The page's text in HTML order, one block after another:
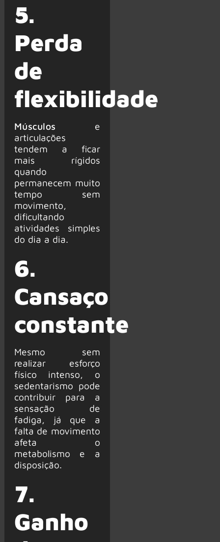
5.
Perda
de
flexibilidade
Músculos e
articulações
tendem a ficar
mais rígidos
quando
permanecem muito
tempo sem
movimento,
dificultando
atividades simples
do dia a dia.
6.
Cansaço
constante
Mesmo sem
realizar esforço
físico intenso, o
sedentarismo pode
contribuir para a
sensação de
fadiga, já que a
falta de movimento
afeta o
metabolismo e a
disposição.
7.
Ganho